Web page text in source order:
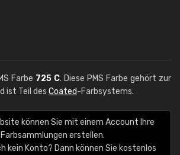
Farbe 725 C. Diese PMS Farbe gehört zur
ist Teil des Coated-Farbsystems.
können Sie mit einem Account Ihre
erstellen.
kein Konto? Dann können Sie kostenlos